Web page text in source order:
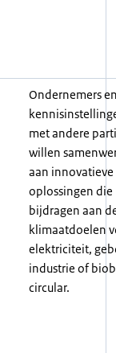
Ondernemers
met andere
willen
aan innovatieve
oplossingen die
bijdragen aan
klimaatdoelen
elektriciteit,
industrie of
circular.